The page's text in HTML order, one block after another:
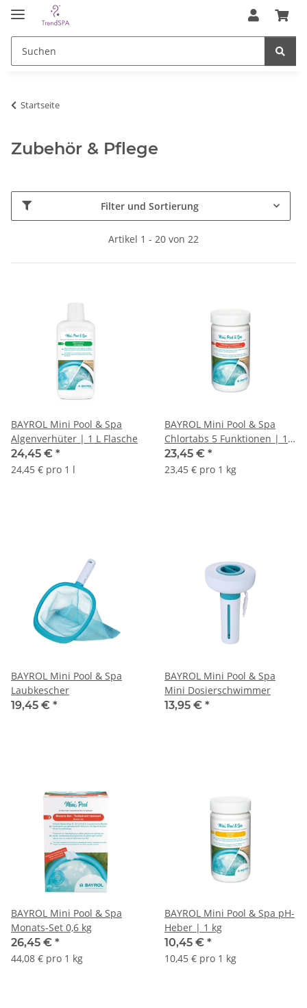
Startseite
Zubehör & Pflege
Filter und Sortierung
Artikel 1 - 20 von 22
BAYROL Mini Pool & Spa
Algenverhüter | 1 L Flasche
24,45 € *
24,45 € pro 1 l
BAYROL Mini Pool & Spa
Chlortabs 5 Funktionen | 1
kg
23,45 € *
23,45 € pro 1 kg
BAYROL Mini Pool & Spa
Laubkescher
19,45 € *
BAYROL Mini Pool & Spa
Mini Dosierschwimmer
13,95 € *
BAYROL Mini Pool & Spa
Monats-Set 0,6 kg
26,45 € *
44,08 € pro 1 kg
BAYROL Mini Pool & Spa pH-
Heber | 1 kg
10,45 € *
10,45 € pro 1 kg